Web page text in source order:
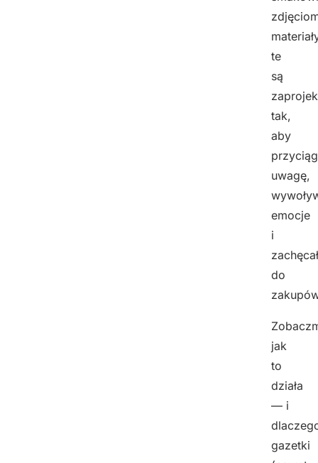
te
są
tak,
aby
uwagę,
emocje
i
do
jak
to
działa
— i
gazetki